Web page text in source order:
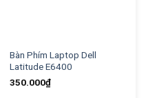
Bàn Phím Laptop Dell
Latitude E6400
350.000₫